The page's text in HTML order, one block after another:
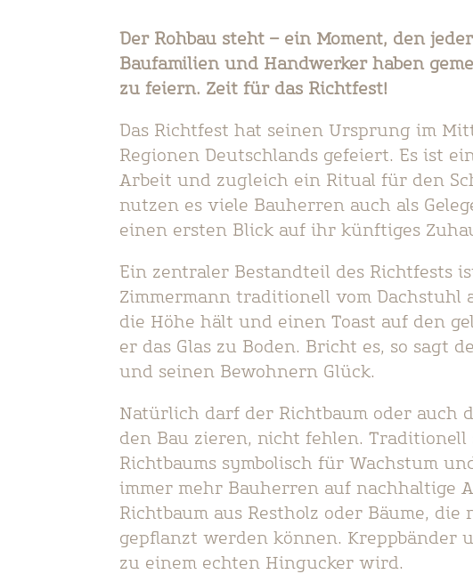
Der Rohbau steht – ein Moment, den
Baufamilien und Handwerker haben
zu feiern. Zeit für das Richtfest!
Das Richtfest hat seinen Ursprung im
Regionen Deutschlands gefeiert. Es ist
Arbeit und zugleich ein Ritual für den
nutzen es viele Bauherren auch als
einen ersten Blick auf ihr künftiges
Ein zentraler Bestandteil des Richtfests
Zimmermann traditionell vom Dachstuhl
die Höhe hält und einen Toast auf den
er das Glas zu Boden. Bricht es, so sagt
und seinen Bewohnern Glück.
Natürlich darf der Richtbaum oder auch
den Bau zieren, nicht fehlen.
Richtbaums symbolisch für Wachstum
immer mehr Bauherren auf nachhaltige
Richtbaum aus Restholz oder Bäume,
gepflanzt werden können. Kreppbänder
zu einem echten Hingucker wird.